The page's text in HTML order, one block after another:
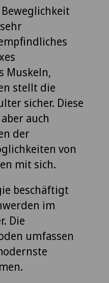
Muskeln,
stellt die
sicher. Diese
auch
der
von
mit sich.
beschäftigt
im
Die
umfassen